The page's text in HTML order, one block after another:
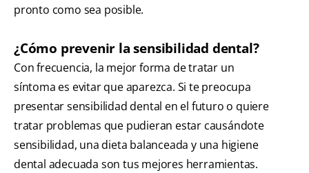
pronto como sea posible.
¿Cómo prevenir la sensibilidad dental?
Con frecuencia, la mejor forma de tratar un
síntoma es evitar que aparezca. Si te preocupa
presentar sensibilidad dental en el futuro o quiere
tratar problemas que pudieran estar causándote
sensibilidad, una dieta balanceada y una higiene
dental adecuada son tus mejores herramientas.